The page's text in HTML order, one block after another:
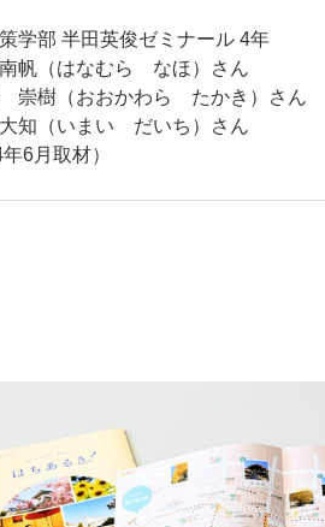
学部 半田英俊ゼミナール 4年
帆（はなむら なほ）さん
崇樹（おおかわら たかき）さん
知（いまい だいち）さん
年6月取材）